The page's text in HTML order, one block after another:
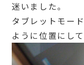
迷いました。
タブレットモー
ように位置にし